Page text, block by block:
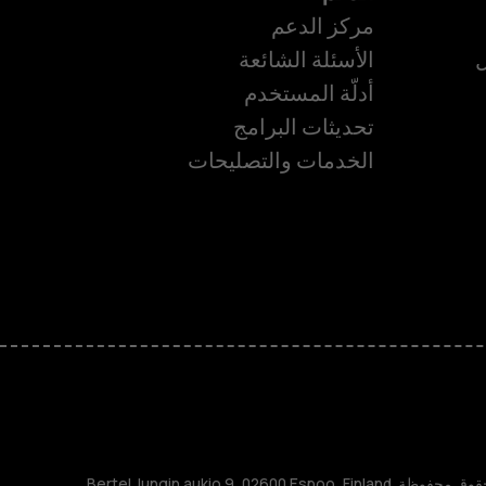
مركز الدعم
الأسئلة الشائعة
أدلّة المستخدم
تحديثات البرامج
الخدمات والتصليحات